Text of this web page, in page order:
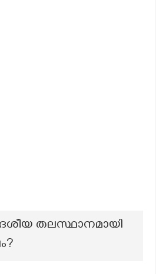
തലസ്ഥാനമായി